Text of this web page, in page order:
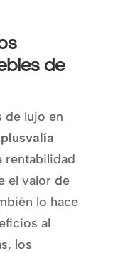
de
de lujo en
rentabilidad
el valor de
lo hace
al
los